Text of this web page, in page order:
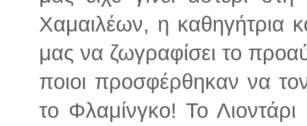
Χαμαιλέων, η καθηγήτρια
μας να ζωγραφίσει το
ποιοι προσφέρθηκαν να
το Φλαμίνγκο! Το